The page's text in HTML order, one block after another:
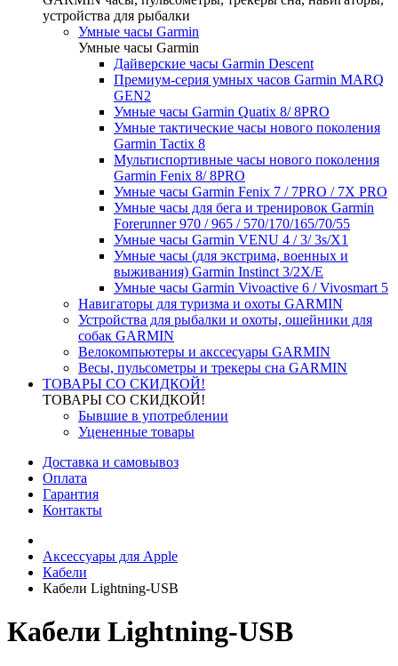
устройства для рыбалки
Умные часы Garmin
Умные часы Garmin
Дайверские часы Garmin Descent
Премиум-серия умных часов Garmin MARQ
GEN2
Умные часы Garmin Quatix 8/ 8PRO
Умные тактические часы нового поколения
Garmin Tactix 8
Мультиспортивные часы нового поколения
Garmin Fenix 8/ 8PRO
Умные часы Garmin Fenix 7 / 7PRO / 7X PRO
Умные часы для бега и тренировок Garmin
Forerunner 970 / 965 / 570/170/165/70/55
Умные часы Garmin VENU 4 / 3/ 3s/X1
Умные часы (для экстрима, военных и
выживания) Garmin Instinct 3/2X/E
Умные часы Garmin Vivoactive 6 / Vivosmart 5
Навигаторы для туризма и охоты GARMIN
Устройства для рыбалки и охоты, ошейники для
собак GARMIN
Велокомпьютеры и акссесуары GARMIN
Весы, пульсометры и трекеры сна GARMIN
ТОВАРЫ СО СКИДКОЙ!
ТОВАРЫ СО СКИДКОЙ!
Бывшие в употреблении
Уцененные товары
Доставка и самовывоз
Оплата
Гарантия
Контакты
Аксессуары для Apple
Кабели
Кабели Lightning-USB
Кабели Lightning-USB